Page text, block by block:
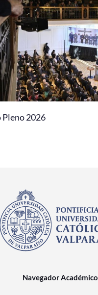
2026
Navegador Académico